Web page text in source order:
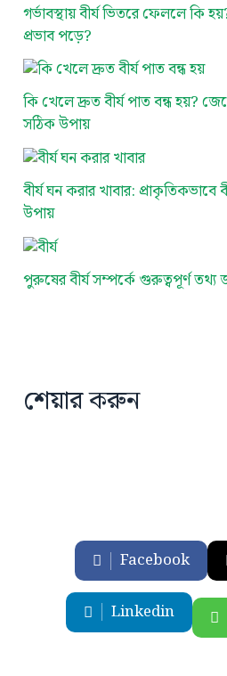
গর্ভাবস্থায় বীর্য ভিতরে ফেললে কি
প্রভাব পড়ে?
কি খেলে দ্রুত বীর্য পাত বন্ধ হয়?
সঠিক উপায়
বীর্য ঘন করার খাবার: প্রাকৃতিকভাবে
উপায়
পুরুষের বীর্য সম্পর্কে গুরুত্বপূর্ণ তথ্য
শেয়ার করুন
Facebook
Linkedin